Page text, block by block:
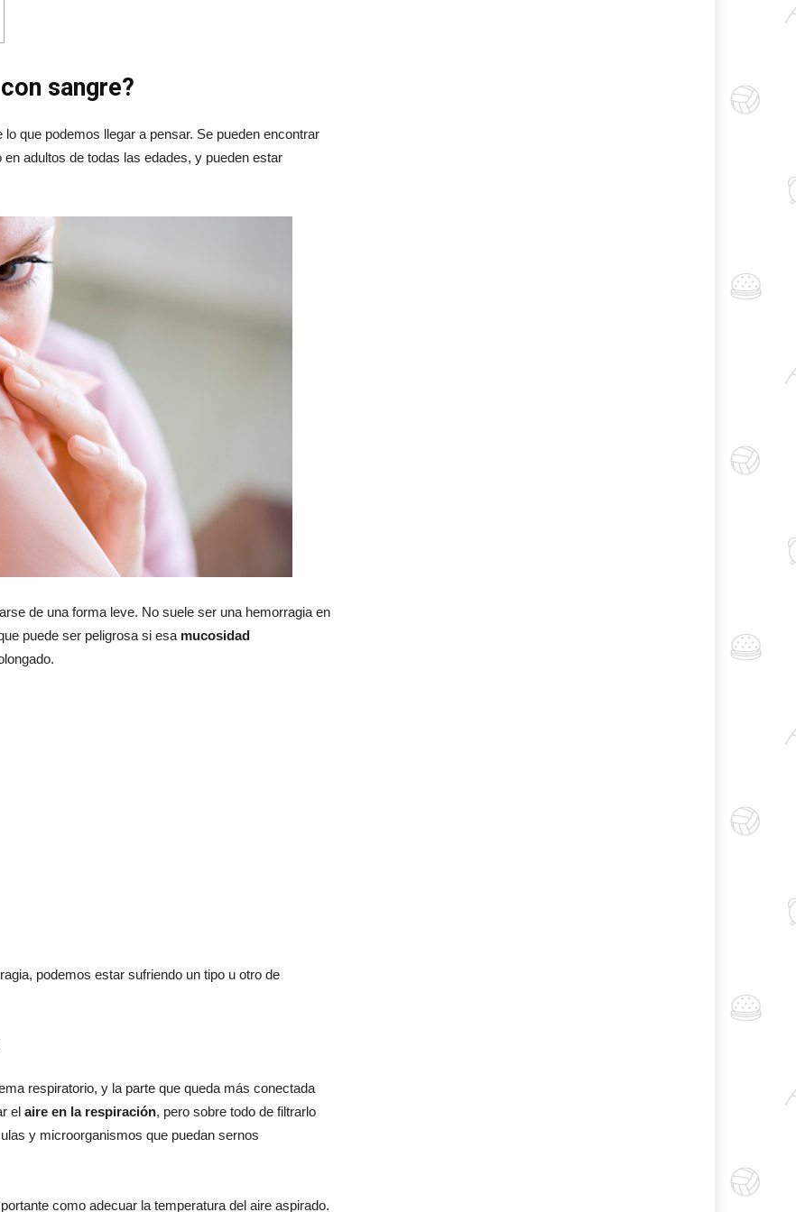
sangre?
que podemos llegar a pensar. Se pueden encontrar
adultos de todas las edades, y pueden estar
de una forma leve. No suele ser una hemorragia en
puede ser peligrosa si esa mucosidad
podemos estar sufriendo un tipo u otro de
respiratorio, y la parte que queda más conectada
el aire en la respiración, pero sobre todo de filtrarlo
y microorganismos que puedan sernos
como adecuar la temperatura del aire aspirado.